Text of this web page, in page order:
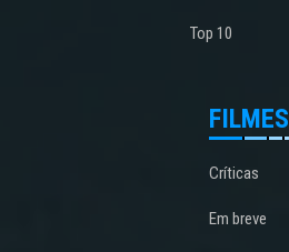
Top 10
FILMES
Críticas
Em breve